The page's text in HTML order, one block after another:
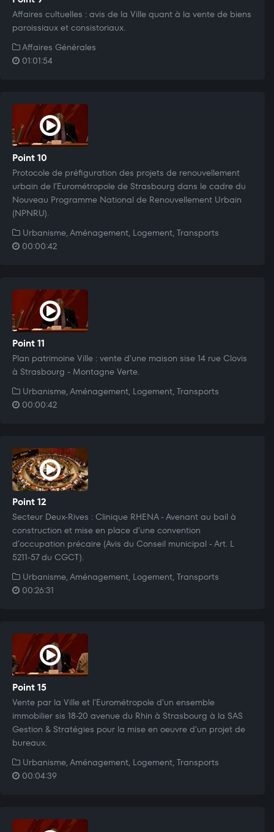
Affaires cultuelles : avis de la Ville quant à la vente de biens
paroissiaux et consistoriaux.
Affaires Générales
01:01:54
Point 10
Protocole de préfiguration des projets de renouvellement
urbain de l’Eurométropole de Strasbourg dans le cadre du
Nouveau Programme National de Renouvellement Urbain
(NPNRU).
Urbanisme, Aménagement, Logement, Transports
00:00:42
Point 11
Plan patrimoine Ville : vente d'une maison sise 14 rue Clovis
à Strasbourg - Montagne Verte.
Urbanisme, Aménagement, Logement, Transports
00:00:42
Point 12
Secteur Deux-Rives : Clinique RHENA - Avenant au bail à
construction et mise en place d’une convention
d’occupation précaire (Avis du Conseil municipal - Art. L
5211-57 du CGCT).
Urbanisme, Aménagement, Logement, Transports
00:26:31
Point 15
Vente par la Ville et l'Eurométropole d'un ensemble
immobilier sis 18-20 avenue du Rhin à Strasbourg à la SAS
Gestion & Stratégies pour la mise en oeuvre d'un projet de
bureaux.
Urbanisme, Aménagement, Logement, Transports
00:04:39